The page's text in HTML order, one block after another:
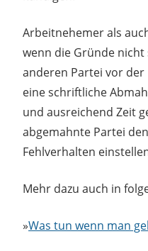
Arbeitnehemer als
wenn die Gründe
anderen Partei vor
eine schriftliche
und ausreichend Zeit
abgemahnte Partei
Fehlverhalten
Mehr dazu auch in
»Was tun wenn man